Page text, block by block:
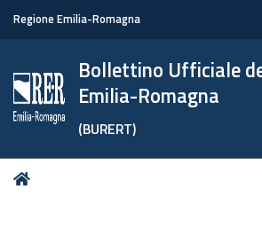
Regione Emilia-Romagna
Bollettino Ufficiale
Emilia-Romagna
(BURERT)
Tu